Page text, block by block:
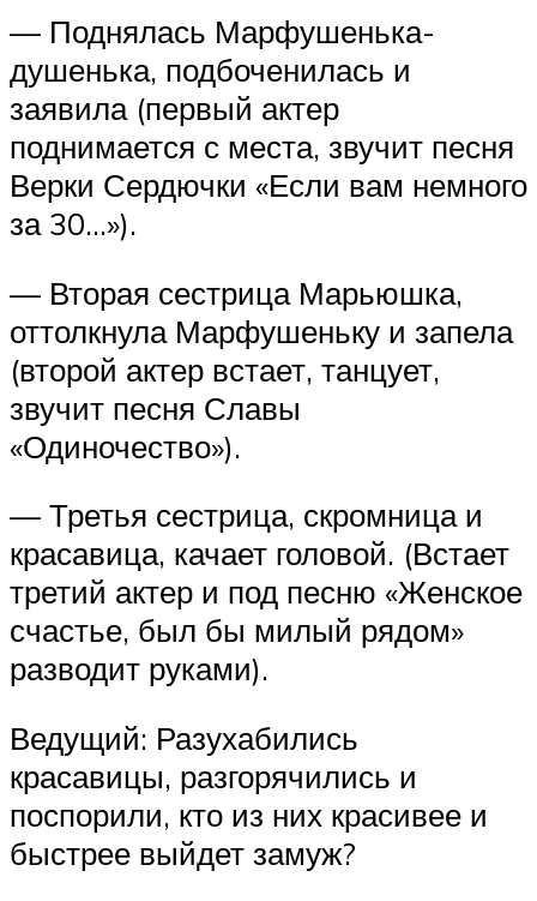
— Поднялась Марфушенька-
душенька, подбоченилась и
заявила (первый актер
поднимается с места, звучит песня
Верки Сердючки «Если вам немного
за 30…»).
— Вторая сестрица Марьюшка,
оттолкнула Марфушеньку и запела
(второй актер встает, танцует,
звучит песня Славы
«Одиночество»).
— Третья сестрица, скромница и
красавица, качает головой. (Встает
третий актер и под песню «Женское
счастье, был бы милый рядом»
разводит руками).
Ведущий: Разухабились
красавицы, разгорячились и
поспорили, кто из них красивее и
быстрее выйдет замуж?